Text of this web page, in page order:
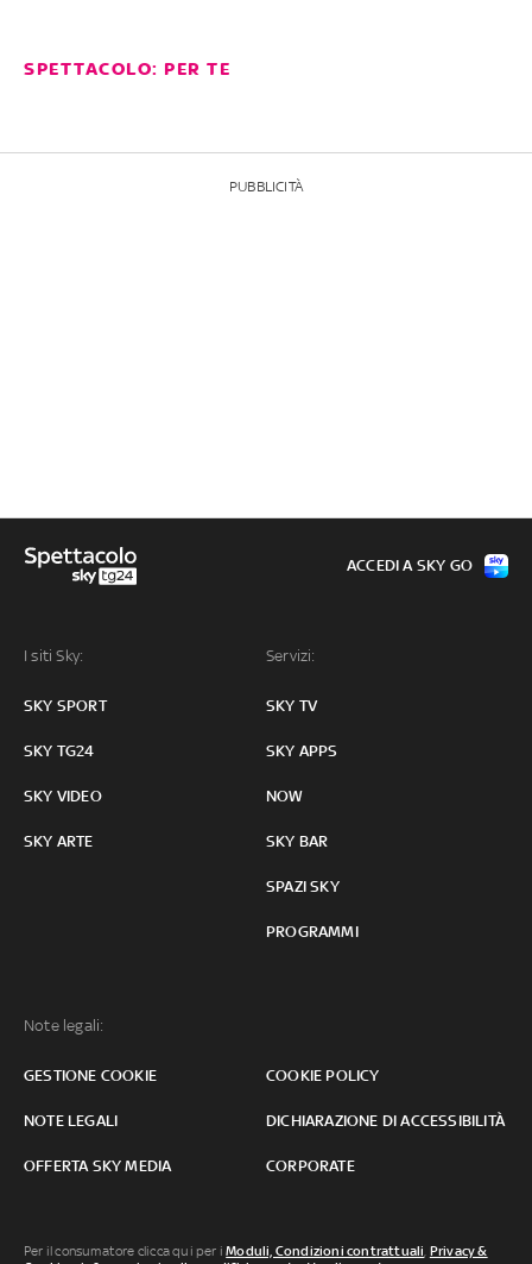
SPETTACOLO: PER TE
PUBBLICITÀ
I siti Sky:
SKY SPORT
SKY TG24
SKY VIDEO
SKY ARTE
Servizi:
SKY TV
SKY APPS
NOW
SKY BAR
SPAZI SKY
PROGRAMMI
Note legali:
GESTIONE COOKIE COOKIE POLICY
NOTE LEGALI DICHIARAZIONE DI ACCESSIBILITÀ
OFFERTA SKY MEDIA CORPORATE
ACCEDI A SKY GO
Per il consumatore clicca qui per iModuli, Condizioni contrattuali Privacy &